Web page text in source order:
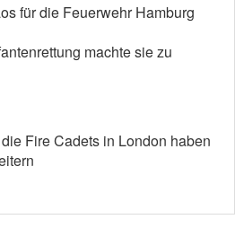
für die Feuerwehr Hamburg
machte sie zu
Fire Cadets in London haben